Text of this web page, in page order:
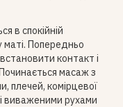
в спокійній
маті. Попередньо
контакт і
масаж з
плечей, комірцевої
виваженими рухами